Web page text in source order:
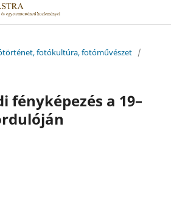
fotókultúra, fotóművészet /
fényképezés a 19–